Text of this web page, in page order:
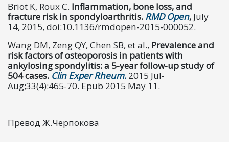
Briot K, Roux C. Inflammation, bone loss, and
fracture risk in spondyloarthritis. RMD Open, July
14, 2015, doi:10.1136/rmdopen-2015-000052.
Wang DM, Zeng QY, Chen SB, et al., Prevalence and
risk factors of osteoporosis in patients with
ankylosing spondylitis: a 5-year follow-up study of
504 cases. Clin Exper Rheum.2015 Jul-
Aug;33(4):465-70. Epub 2015 May 11.
Превод Ж.Черпокова